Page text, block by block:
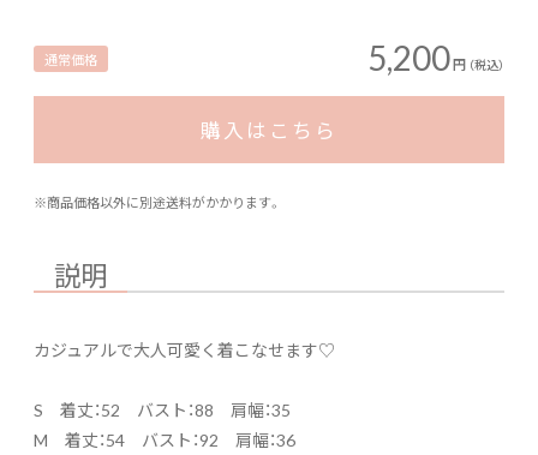
通常価格 5,200円 （税込）
購入はこちら
※商品価格以外に別途送料がかかります。
説明
カジュアルで大人可愛く着こなせます♡
S 着丈：52 バスト：88 肩幅：35
M 着丈：54 バスト：92 肩幅：36